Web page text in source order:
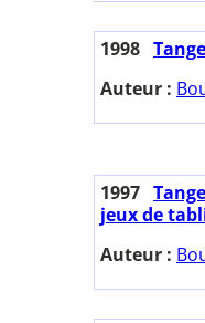
1998
Auteur :
1997
jeux de
Auteur :